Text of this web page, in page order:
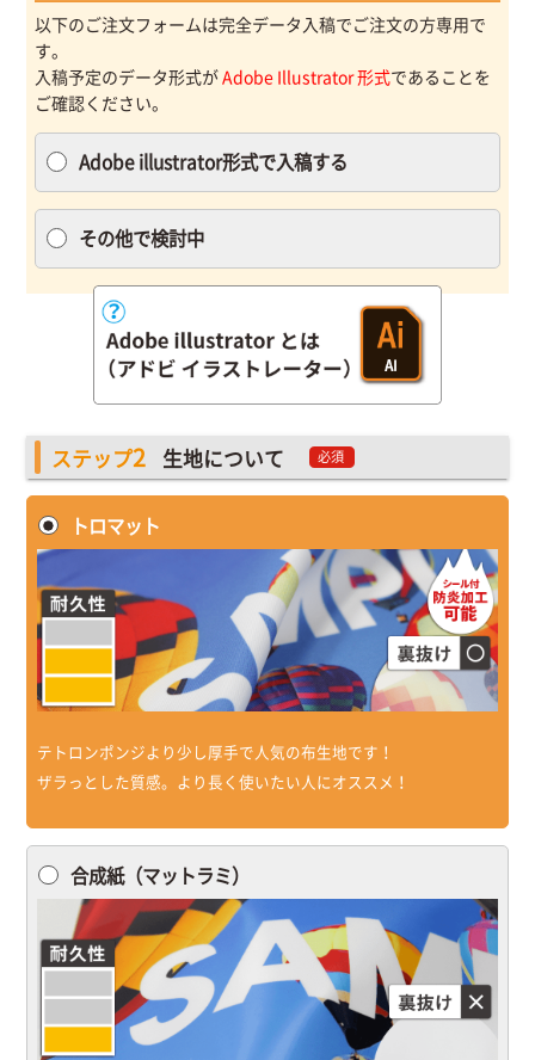
以下のご注文フォームは完全データ入稿でご注文の方専用で
す。
入稿予定のデータ形式がAdobe Illustrator 形式であることを
ご確認ください。
Adobe illustrator形式で入稿する
その他で検討中
ステップ2 生地について 必須
トロマット
テトロンポンジより少し厚手で人気の布生地です！
ザラっとした質感。より長く使いたい人にオススメ！
合成紙（マットラミ）